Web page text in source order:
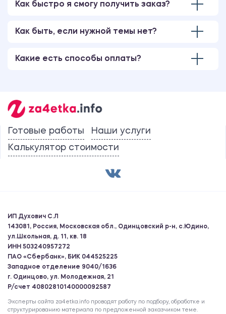
Как быстро я смогу получить заказ?
Как быть, если нужной темы нет?
Какие есть способы оплаты?
Готовые работы
Наши услуги
Калькулятор стоимости
ИП Духович С.Л
143081, Россия, Московская обл., Одинцовский р-н, с.Юдино,
ул.Школьная, д. 11, кв. 18
ИНН 503240957272
ПАО «Сбербанк», БИК 044525225
Западное отделение 9040/1636
г. Одинцово, ул. Молодежная, 21
Р/счет 40802810140000092587
Эксперты сайта za4etka.info проводят работу по подбору, обработке и
структурированию материала по предложенной заказчиком теме.